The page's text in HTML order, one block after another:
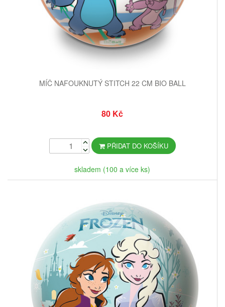
MÍČ NAFOUKNUTÝ STITCH 22 CM BIO BALL
80 Kč
PŘIDAT DO KOŠÍKU
skladem (100 a více ks)